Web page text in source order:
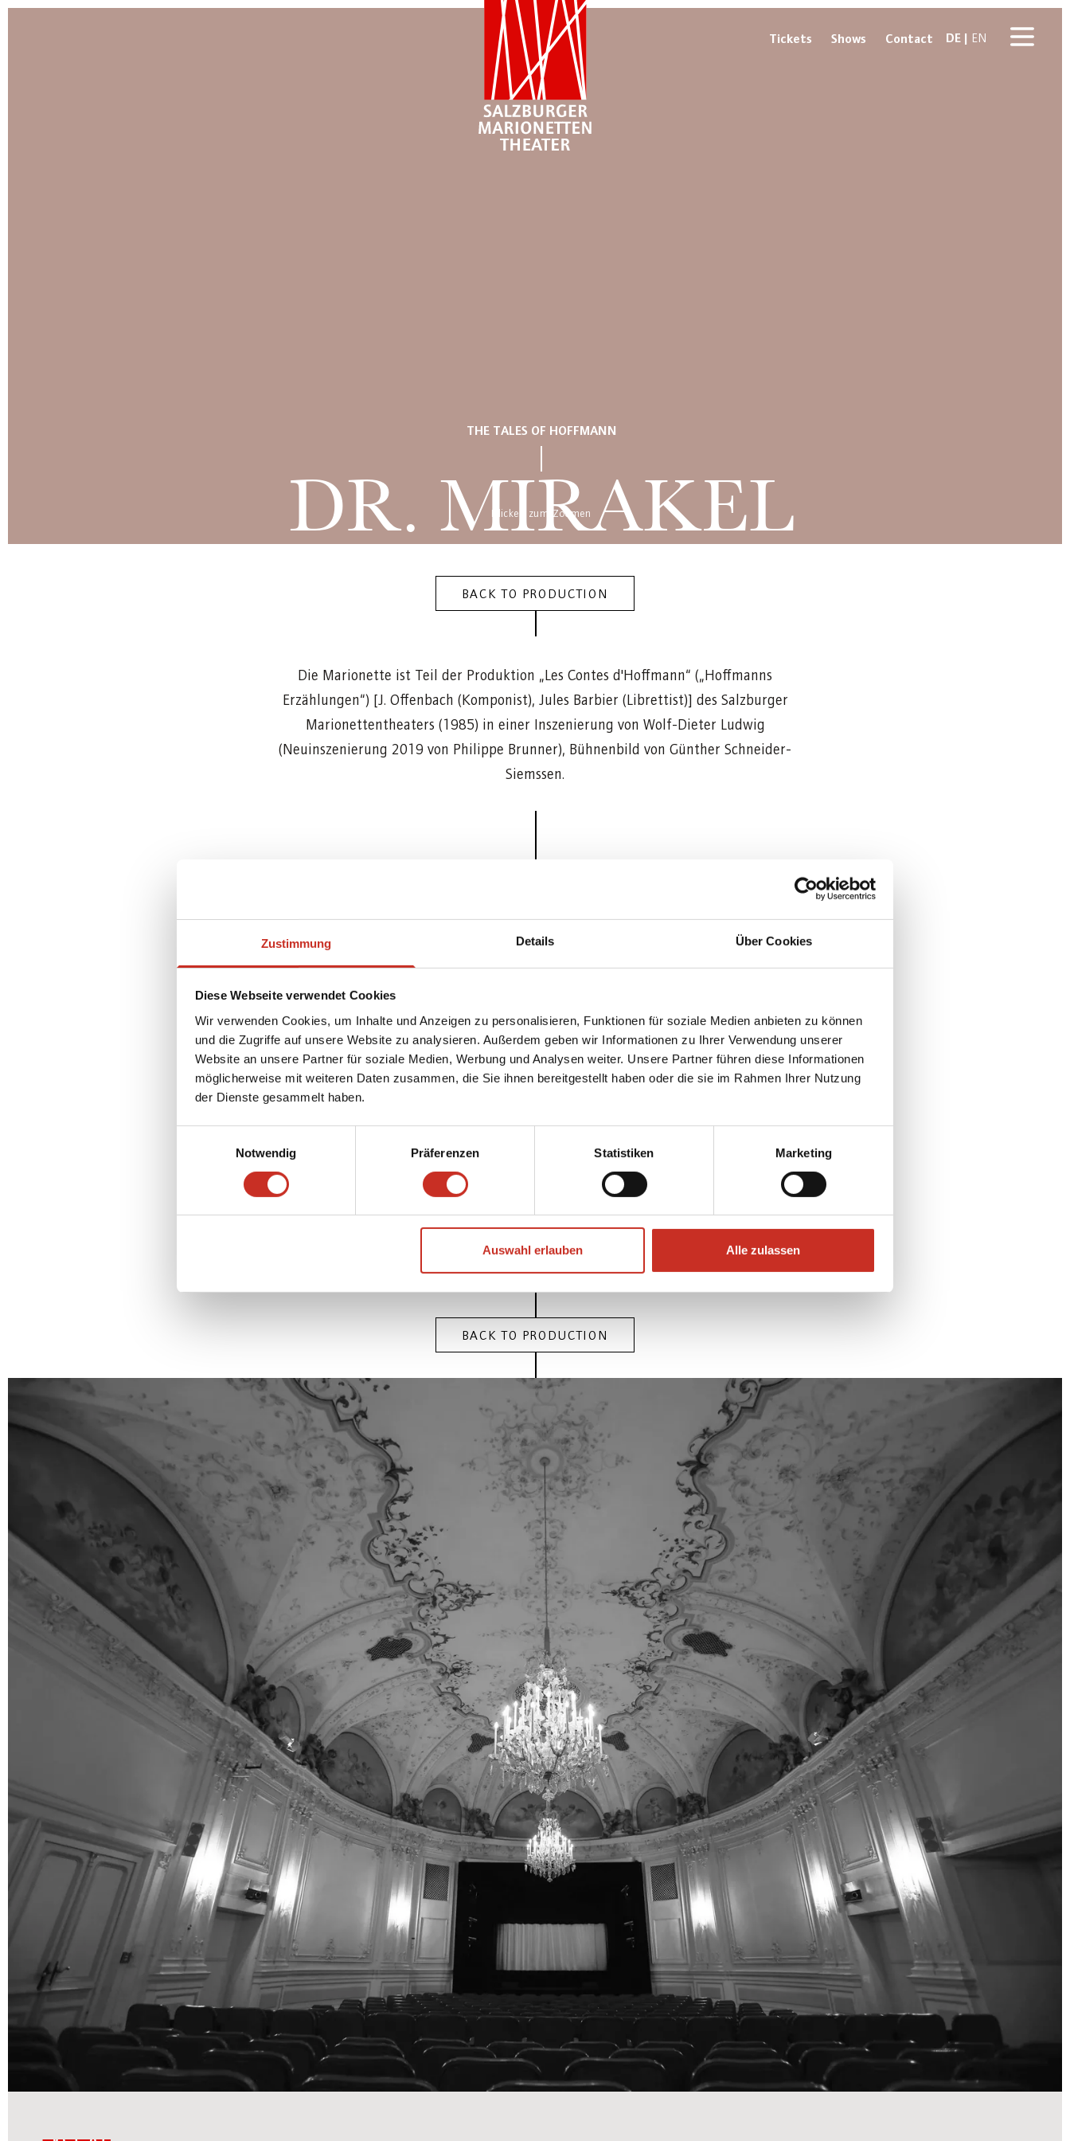
Zustimmung Details Über Cookies
Diese Webseite verwendet Cookies
Wir verwenden Cookies, um Inhalte und Anzeigen zu personalisieren, Funktionen für soziale Medien anbieten zu können
und die Zugriffe auf unsere Website zu analysieren. Außerdem geben wir Informationen zu Ihrer Verwendung unserer
Website an unsere Partner für soziale Medien, Werbung und Analysen weiter. Unsere Partner führen diese Informationen
möglicherweise mit weiteren Daten zusammen, die Sie ihnen bereitgestellt haben oder die sie im Rahmen Ihrer Nutzung
der Dienste gesammelt haben.
Notwendig
Präferenzen Statistiken Marketing
Auswahl erlauben Alle zulassen
Tickets Shows Contact DE EN
THE TALES OF HOFFMANN
DR. MIRAKEL
Klicken zum Zoomen
BACK TO PRODUCTION
Die Marionette ist Teil der Produktion „Les Contes d'Hoffmann“ („Hoffmanns
Erzählungen“) [J. Offenbach (Komponist), Jules Barbier (Librettist)] des Salzburger
Marionettentheaters (1985) in einer Inszenierung von Wolf-Dieter Ludwig
(Neuinszenierung 2019 von Philippe Brunner), Bühnenbild von Günther Schneider-
Siemssen.
Pointner, Edmund
Kostümbildner Müller, Bernd-Dieter
Inventarnummer 19/114/133/SMT-PU/Mir
Datierung 1985
translate.entry.digitalisat.materialBody
BACK TO PRODUCTION